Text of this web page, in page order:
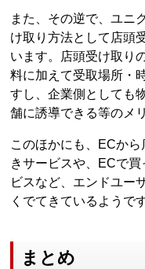
また、その逆で、ユニ
け取り方法として店頭
います。店頭受け取り
料に加えて受取場所・
すし、企業側としても
舗に誘導できる等のメ
このほかにも、ECか
きサービスや、ECで
ビスなど、エンドユー
くでてきているようです
まとめ